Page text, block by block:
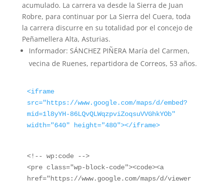
acumulado. La carrera va desde la Sierra de Juan
Robre, para continuar por La Sierra del Cuera, toda
la carrera discurre en su totalidad por el concejo de
Peñamellera Alta, Asturias.
Informador: SÁNCHEZ PIÑERA María del Carmen,
vecina de Ruenes, repartidora de Correos, 53 años.
<iframe
src="https://www.google.com/maps/d/embed?
mid=1l8yYH-86LQvQLWqzpviZoqsuVVGhkYOb"
width="640" height="480"></iframe>
<!-- wp:code -->
<pre class="wp-block-code"><code><a
href="https://www.google.com/maps/d/viewer